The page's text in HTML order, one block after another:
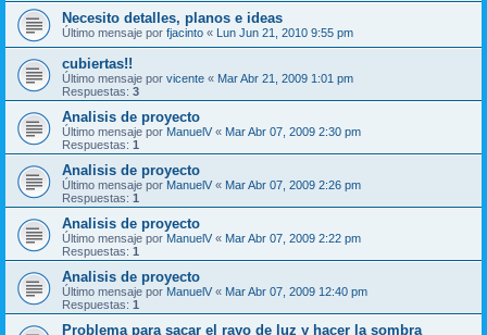
Necesito detalles, planos e ideas
Último mensaje por fjacinto « Lun Jun 21, 2010 9:55 pm
cubiertas!!
Último mensaje por vicente « Mar Abr 21, 2009 1:01 pm
Respuestas: 3
Analisis de proyecto
Último mensaje por ManuelV « Mar Abr 07, 2009 2:30 pm
Respuestas: 1
Analisis de proyecto
Último mensaje por ManuelV « Mar Abr 07, 2009 2:26 pm
Respuestas: 1
Analisis de proyecto
Último mensaje por ManuelV « Mar Abr 07, 2009 2:22 pm
Respuestas: 1
Analisis de proyecto
Último mensaje por ManuelV « Mar Abr 07, 2009 12:40 pm
Respuestas: 1
Problema para sacar el rayo de luz y hacer la sombra